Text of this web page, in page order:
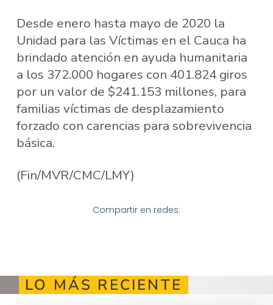
Desde enero hasta mayo de 2020 la
Unidad para las Víctimas en el Cauca ha
brindado atención en ayuda humanitaria
a los 372.000 hogares con 401.824 giros
por un valor de $241.153 millones, para
familias víctimas de desplazamiento
forzado con carencias para sobrevivencia
básica.
(Fin/MVR/CMC/LMY)
Compartir en redes:
LO MÁS RECIENTE